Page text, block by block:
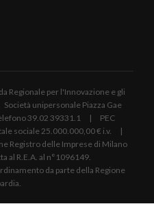
per l'Innovazione e gli
unipersonale Piazza Gae
39.02 39331.1 | PEC
sociale 25.000.000,00 € i.v. |
Registro delle Imprese di Milano
R.E.A. al n°1096149.
da parte della Regione